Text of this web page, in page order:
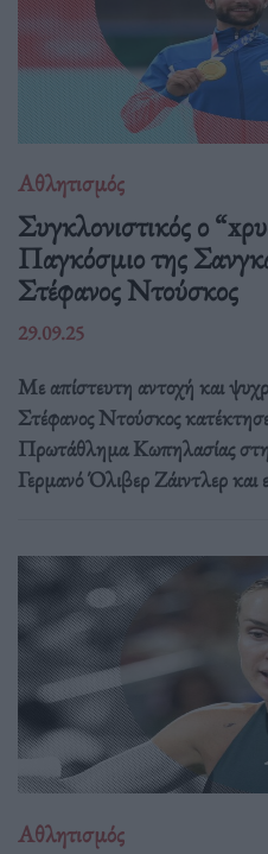
Αθλητισμός
Συγκλονιστικός ο
Παγκόσμιο της
Στέφανος Ντούσκος
29.09.25
Με απίστευτη αντοχή και
Στέφανος Ντούσκος
Πρωτάθλημα Κωπηλασίας
Γερμανό Όλιβερ Ζάιντλερ και
Αθλητισμός